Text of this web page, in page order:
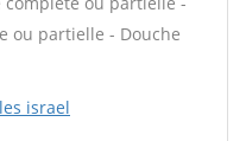
ou partielle - Douche
israel